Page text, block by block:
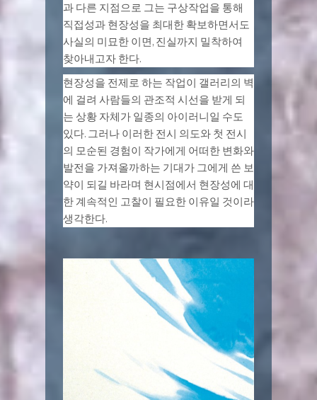
과 다른 지점으로 그는 구상작업을 통해
직접성과 현장성을 최대한 확보하면서도
사실의 미묘한 이면, 진실까지 밀착하여
찾아내고자 한다.
현장성을 전제로 하는 작업이 갤러리의 벽
에 걸려 사람들의 관조적 시선을 받게 되
는 상황 자체가 일종의 아이러니일 수도
있다. 그러나 이러한 전시 의도와 첫 전시
의 모순된 경험이 작가에게 어떠한 변화와
발전을 가져올까하는 기대가 그에게 쓴 보
약이 되길 바라며 현시점에서 현장성에 대
한 계속적인 고찰이 필요한 이유일 것이라
생각한다.